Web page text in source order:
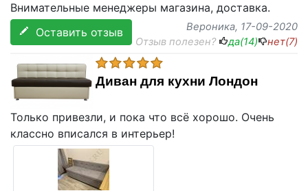
Внимательные менеджеры магазина, доставка.
Оставить отзыв
Вероника, 17-09-2020
Отзыв полезен?
да(14) нет(7)
Диван для кухни Лондон
Только привезли, и пока что всё хорошо. Очень
классно вписался в интерьер!